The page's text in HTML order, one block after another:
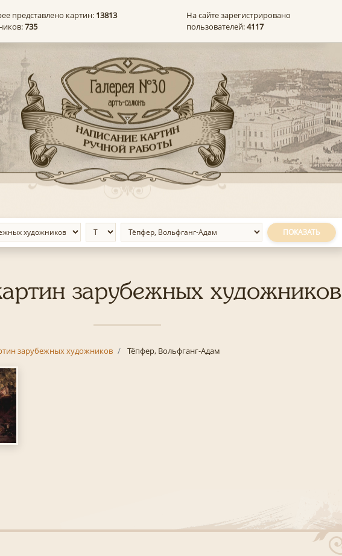
представлено картин: 13813
735
На сайте зарегистрировано
пользователей:4117
ПОКАЗАТЬ
зарубежных художников
зарубежных художников Тёпфер, Вольфганг-Адам